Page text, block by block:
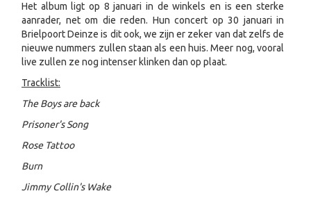
Het album ligt op 8 januari in de winkels en is een sterke
aanrader, net om die reden. Hun concert op 30 januari in
Brielpoort Deinze is dit ook, we zijn er zeker van dat zelfs de
nieuwe nummers zullen staan als een huis. Meer nog, vooral
live zullen ze nog intenser klinken dan op plaat.
Tracklist:
The Boys are back
Prisoner's Song
Rose Tattoo
Burn
Jimmy Collin's Wake